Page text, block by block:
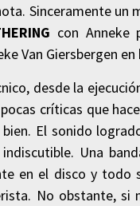
Sinceramente un
con Anneke
Van Giersbergen en
desde la
críticas que
El sonido
Una
en el disco y todo
No obstante, si